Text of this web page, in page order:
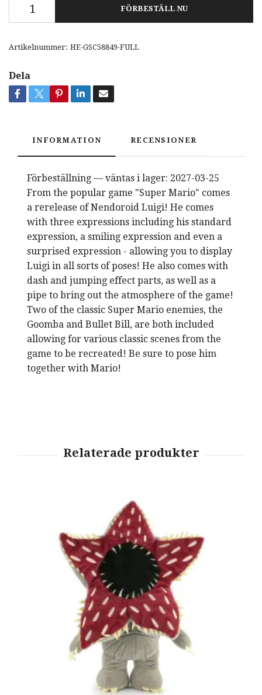
FÖRBESTÄLL NU
Artikelnummer: HE-GSC58849-FULL
Dela
INFORMATION RECENSIONER
Förbeställning — väntas i lager: 2027-03-25
From the popular game "Super Mario" comes
a rerelease of Nendoroid Luigi! He comes
with three expressions including his standard
expression, a smiling expression and even a
surprised expression - allowing you to display
Luigi in all sorts of poses! He also comes with
dash and jumping effect parts, as well as a
pipe to bring out the atmosphere of the game!
Two of the classic Super Mario enemies, the
Goomba and Bullet Bill, are both included
allowing for various classic scenes from the
game to be recreated! Be sure to pose him
together with Mario!